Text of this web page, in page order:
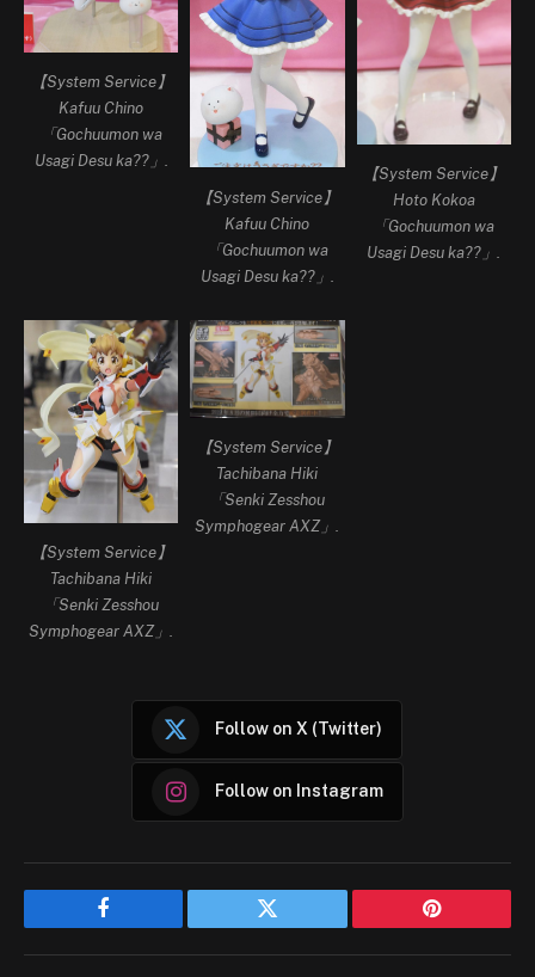
【System Service】
Kafuu Chino
「Gochuumon wa
Usagi Desu ka??」.
【System Service】
Kafuu Chino
「Gochuumon wa
Usagi Desu ka??」.
【System Service】
Hoto Kokoa
「Gochuumon wa
Usagi Desu ka??」.
【System Service】
Tachibana Hiki
「Senki Zesshou
Symphogear AXZ」.
【System Service】
Tachibana Hiki
「Senki Zesshou
Symphogear AXZ」.
Follow on X (Twitter)
Follow on Instagram
Facebook Twitter Pinterest